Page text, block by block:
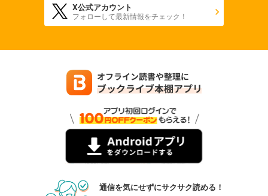
X公式アカウント
フォローして最新情報をチェック！
通信を気にせずにサクサク読める！